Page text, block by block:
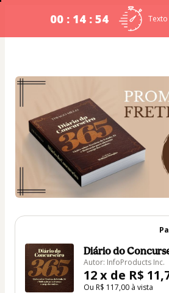
00 : 14 : 53
Diário do
Autor: InfoProducts Inc.
12 x de R$
Ou R$ 117,00 à vista